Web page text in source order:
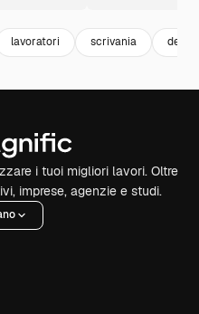
lavoratori scrivania desk
i tuoi migliori lavori. Oltre
imprese, agenzie e studi.